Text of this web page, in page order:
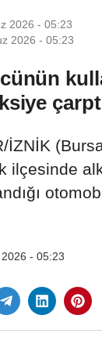
2026 - 05:23
2026 - 05:23
İZNİK
ilçesinde
- 05:23